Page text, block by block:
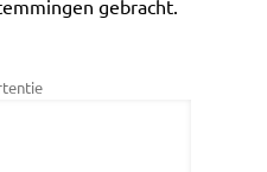
gebracht.